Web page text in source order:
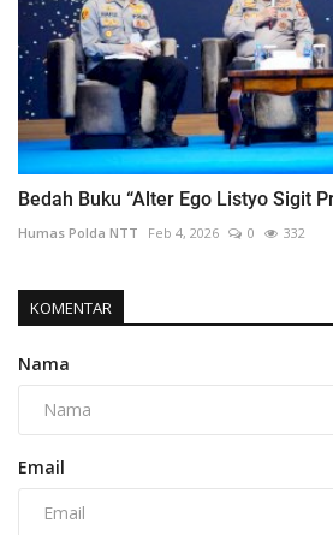
Bedah Buku “Alter Ego Listyo Sigit
Humas Polda NTT Feb 4, 2026 0 332
KOMENTAR
Nama
Email